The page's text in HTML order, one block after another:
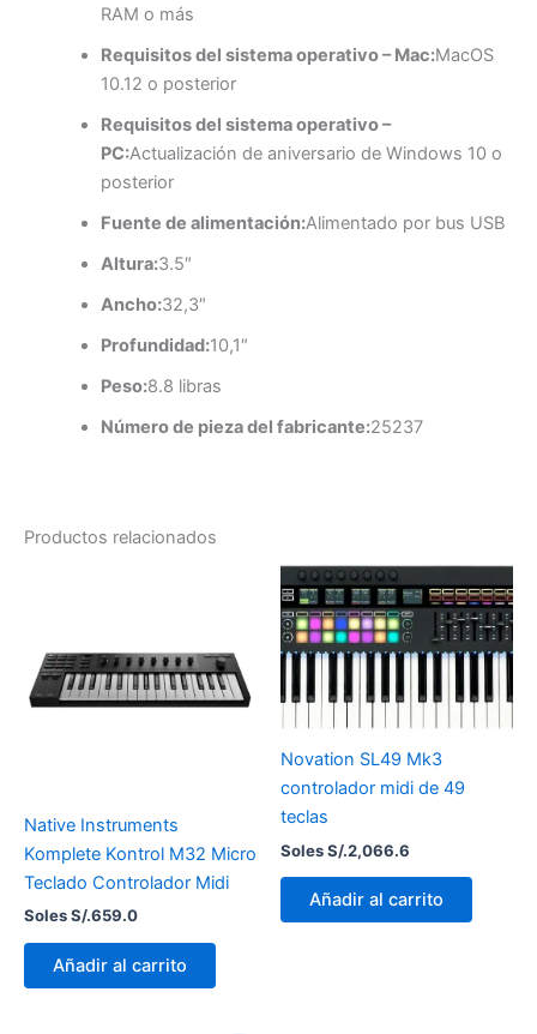
RAM o más
Requisitos del sistema operativo – Mac:MacOS
10.12 o posterior
Requisitos del sistema operativo –
PC:Actualización de aniversario de Windows 10 o
posterior
Fuente de alimentación:Alimentado por bus USB
Altura:3.5″
Ancho:32,3″
Profundidad:10,1″
Peso:8.8 libras
Número de pieza del fabricante:25237
Productos relacionados
Native Instruments
Komplete Kontrol M32 Micro
Teclado Controlador Midi
Soles S/.659.0
Añadir al carrito
Novation SL49 Mk3
controlador midi de 49
teclas
Soles S/.2,066.6
Añadir al carrito